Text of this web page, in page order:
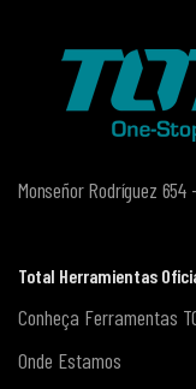
Monseñor Rodríguez
Total Herramientas
Conheça Ferramentas
Onde Estamos